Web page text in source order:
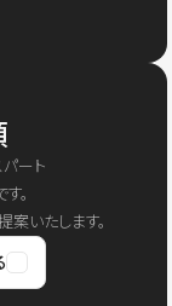
ート
。
いたします。